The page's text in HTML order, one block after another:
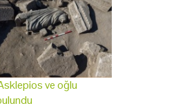
ve oğlu